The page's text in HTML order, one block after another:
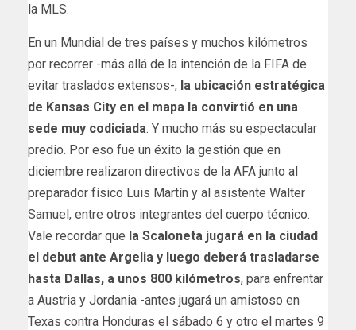
la MLS.
En un Mundial de tres países y muchos kilómetros
por recorrer -más allá de la intención de la FIFA de
evitar traslados extensos-, la ubicación estratégica
de Kansas City en el mapa la convirtió en una
sede muy codiciada. Y mucho más su espectacular
predio. Por eso fue un éxito la gestión que en
diciembre realizaron directivos de la AFA junto al
preparador físico Luis Martín y al asistente Walter
Samuel, entre otros integrantes del cuerpo técnico.
Vale recordar que la Scaloneta jugará en la ciudad
el debut ante Argelia y luego deberá trasladarse
hasta Dallas, a unos 800 kilómetros, para enfrentar
a Austria y Jordania -antes jugará un amistoso en
Texas contra Honduras el sábado 6 y otro el martes 9